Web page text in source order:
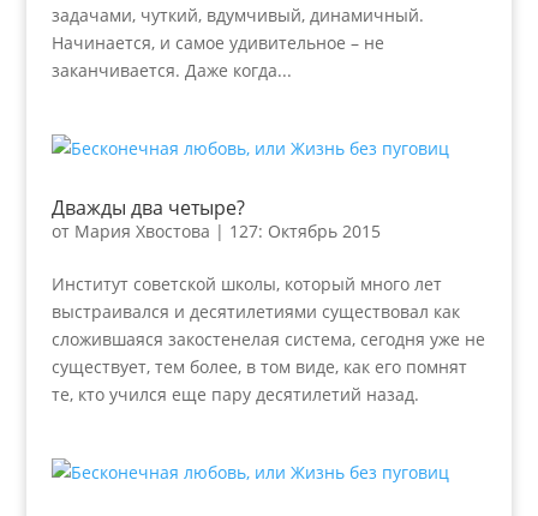
задачами, чуткий, вдумчивый, динамичный.
Начинается, и самое удивительное – не
заканчивается. Даже когда...
Дважды два четыре?
от Мария Хвостова | 127: Октябрь 2015
Институт советской школы, который много лет
выстраивался и десятилетиями существовал как
сложившаяся закостенелая система, сегодня уже не
существует, тем более, в том виде, как его помнят
те, кто учился еще пару десятилетий назад.